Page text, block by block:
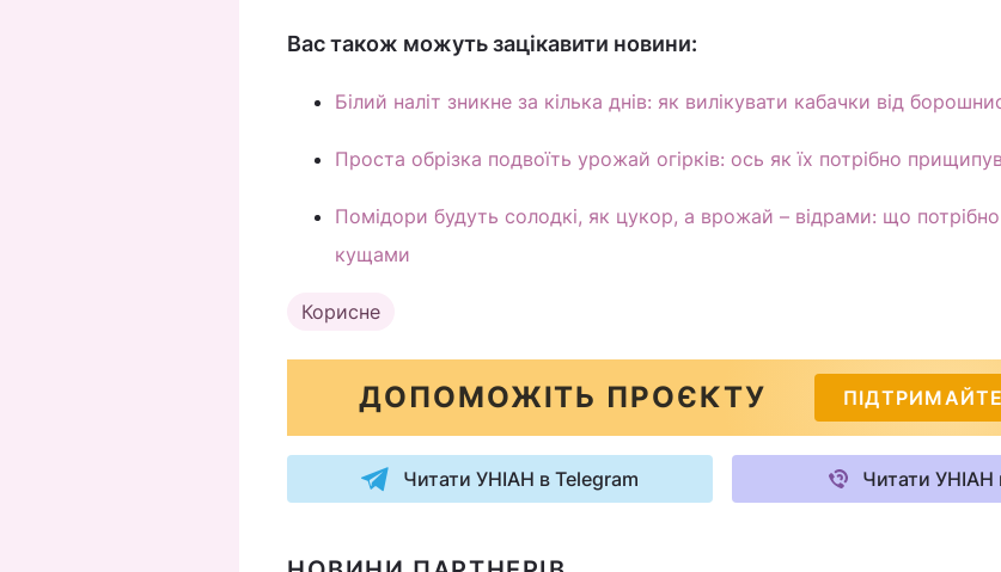
Вас також можуть зацікавити новини:
Білий наліт зникне за кілька днів: як вилікувати кабачки від
Проста обрізка подвоїть урожай огірків: ось як їх потрібно
Помідори будуть солодкі, як цукор, а врожай – відрами: що
кущами
Корисне
ДОПОМОЖІТЬ ПРОЄКТУ
Читати УНІАН в Telegram Читати УНІАН